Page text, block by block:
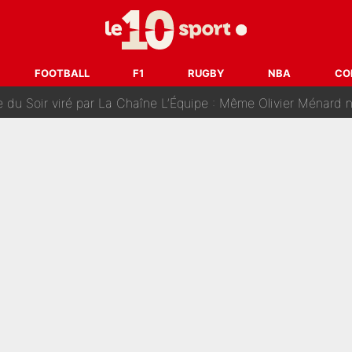
FOOTBALL F1 RUGBY NBA
partance pour le PSG, le héros de la finale de la Coupe du monde
Kanté : Comme Yan Diomandé, les deux champions du
par La Chaîne L’Équipe : Même Olivier Ménard n’avait pas pu empêcher son départ,